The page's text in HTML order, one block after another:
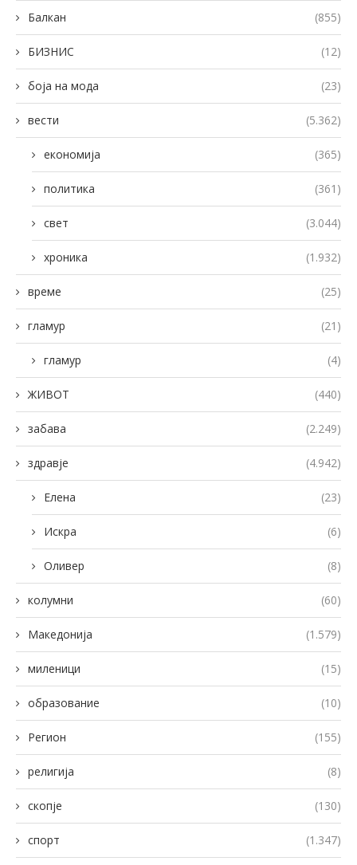
Балкан (855)
БИЗНИС (12)
боја на мода (23)
вести (5.362)
економија (365)
политика (361)
свет (3.044)
хроника (1.932)
време (25)
гламур (21)
гламур (4)
ЖИВОТ (440)
забава (2.249)
здравје (4.942)
Елена (23)
Искра (6)
Оливер (8)
колумни (60)
Македонија (1.579)
миленици (15)
образование (10)
Регион (155)
религија (8)
скопје (130)
спорт (1.347)